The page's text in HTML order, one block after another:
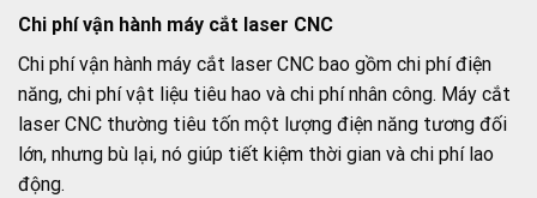
Chi phí vận hành máy cắt laser CNC
Chi phí vận hành máy cắt laser CNC bao gồm chi phí điện
năng, chi phí vật liệu tiêu hao và chi phí nhân công. Máy cắt
laser CNC thường tiêu tốn một lượng điện năng tương đối
lớn, nhưng bù lại, nó giúp tiết kiệm thời gian và chi phí lao
động.